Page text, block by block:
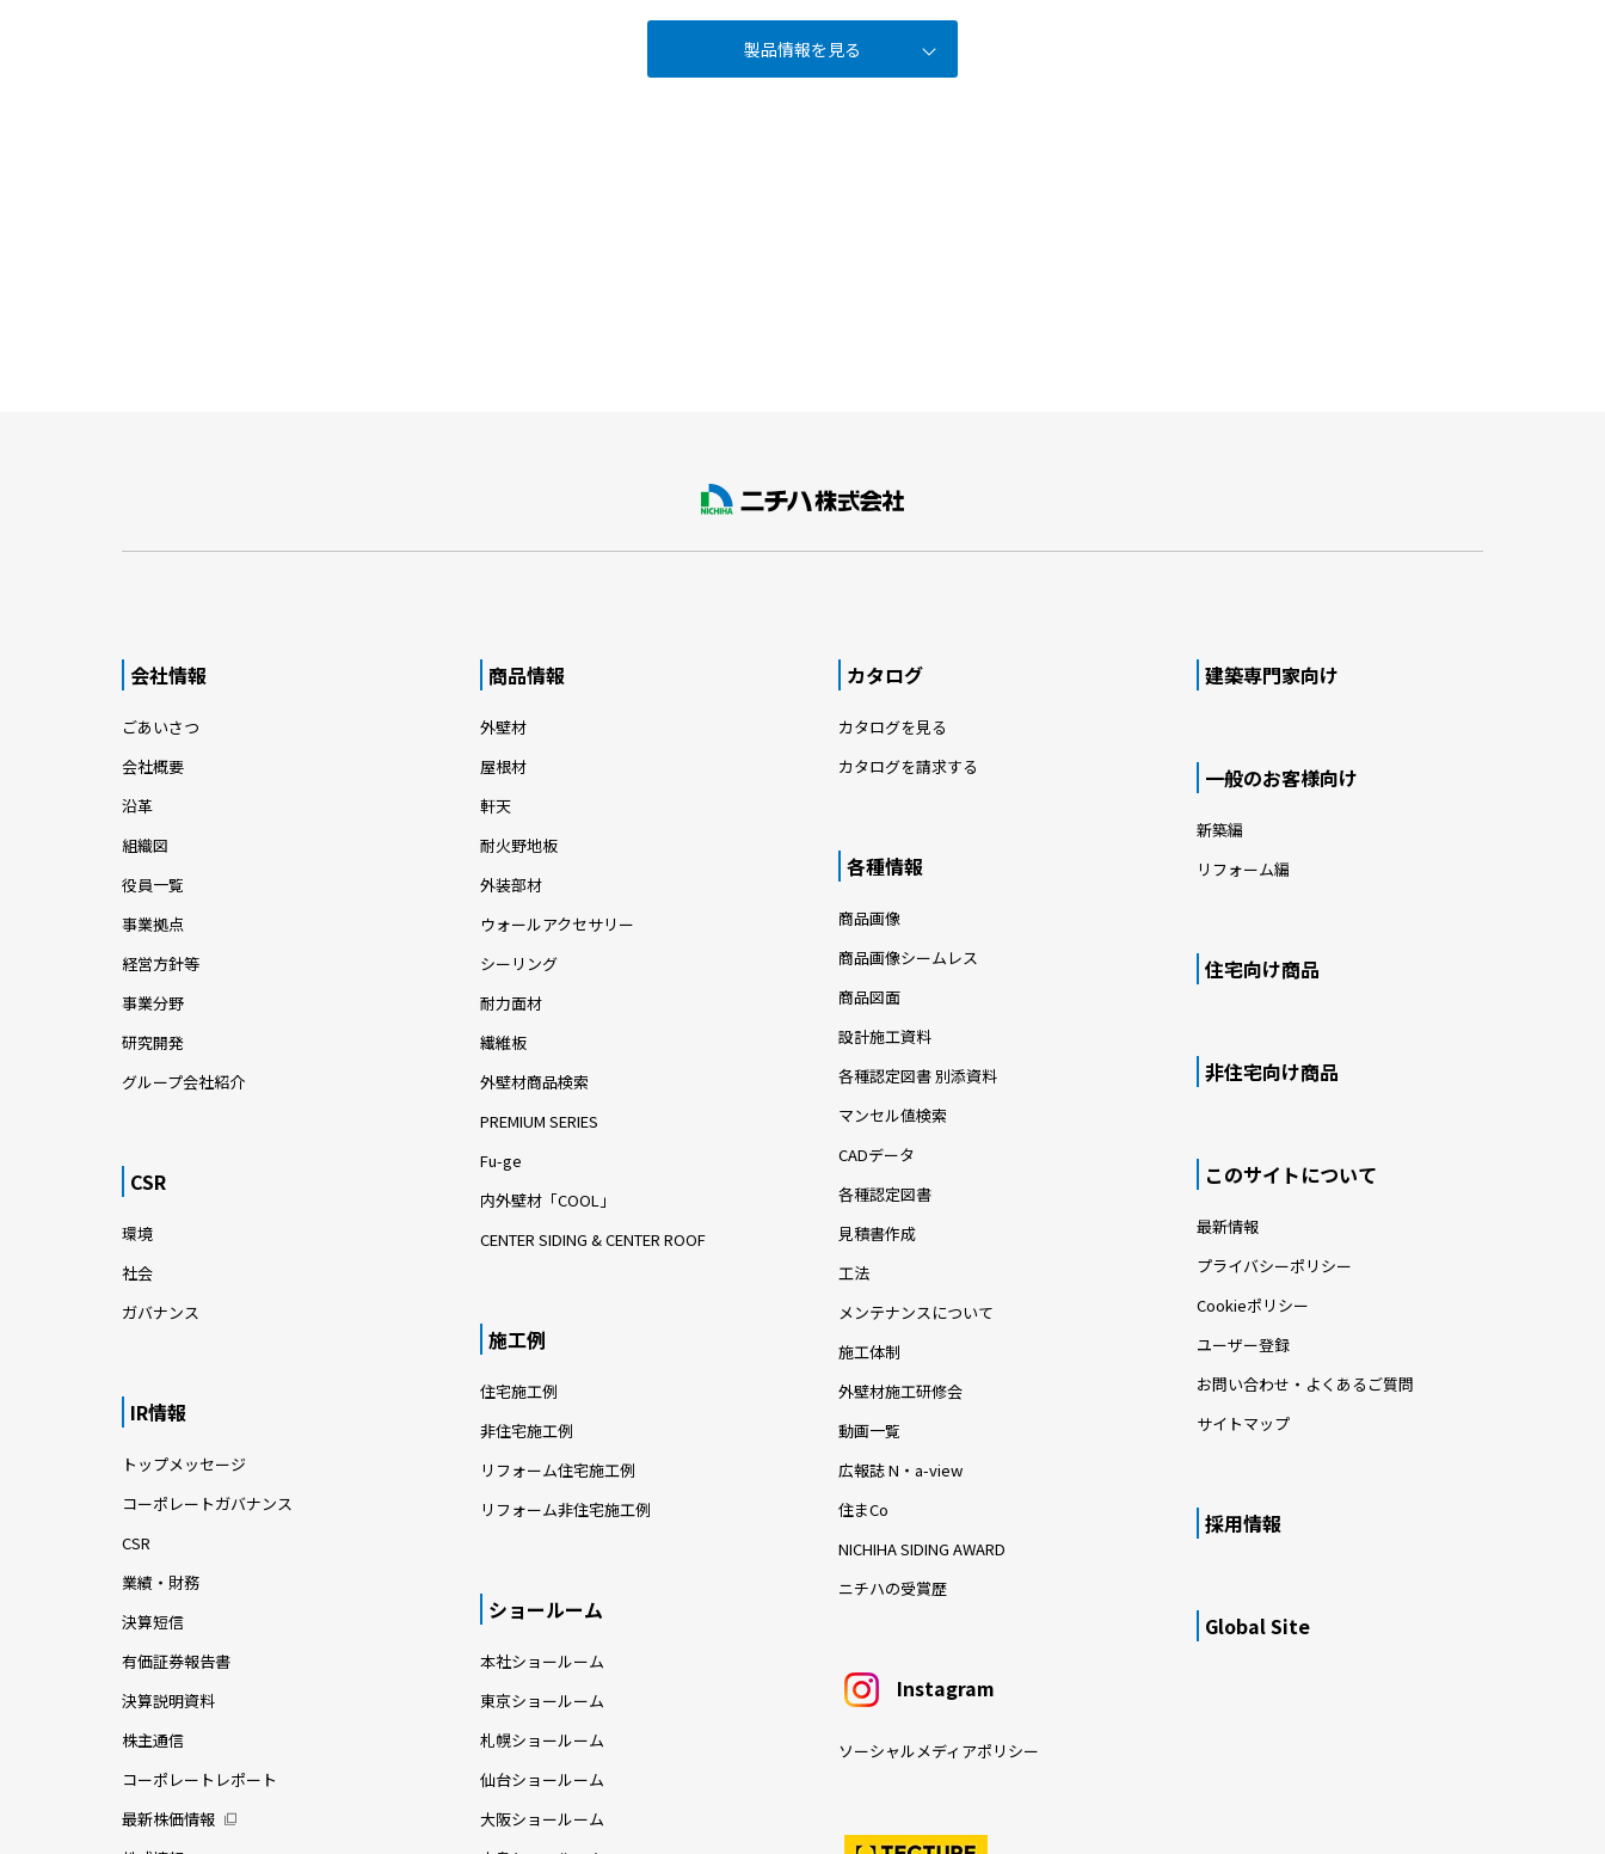
製品情報を見る
会社情報
ごあいさつ
会社概要
沿革
組織図
役員一覧
事業拠点
経営方針等
事業分野
研究開発
グループ会社紹介
CSR
環境
社会
ガバナンス
IR情報
トップメッセージ
コーポレートガバナンス
CSR
業績・財務
決算短信
有価証券報告書
決算説明資料
株主通信
コーポレートレポート
最新株価情報
商品情報
外壁材
屋根材
軒天
耐火野地板
外装部材
ウォールアクセサリー
シーリング
耐力面材
繊維板
外壁材商品検索
PREMIUM SERIES
Fu-ge
内外壁材「COOL」
CENTER SIDING & CENTER ROOF
施工例
住宅施工例
非住宅施工例
リフォーム住宅施工例
リフォーム非住宅施工例
ショールーム
本社ショールーム
東京ショールーム
札幌ショールーム
仙台ショールーム
大阪ショールーム
カタログ
カタログを見る
カタログを請求する
各種情報
商品画像
商品画像シームレス
商品図面
設計施工資料
各種認定図書 別添資料
マンセル値検索
CADデータ
各種認定図書
見積書作成
工法
メンテナンスについて
施工体制
外壁材施工研修会
動画一覧
広報誌 N・a-view
住まCo
NICHIHA SIDING AWARD
ニチハの受賞歴
Instagram
ソーシャルメディアポリシー
建築専門家向け
一般のお客様向け
新築編
リフォーム編
住宅向け商品
非住宅向け商品
このサイトについて
最新情報
プライバシーポリシー
Cookieポリシー
ユーザー登録
お問い合わせ・よくあるご質問
サイトマップ
採用情報
Global Site